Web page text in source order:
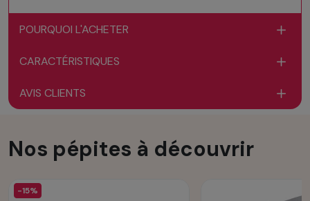
POURQUOI L'ACHETER
CARACTÉRISTIQUES
AVIS CLIENTS
Nos pépites à découvrir
-15%